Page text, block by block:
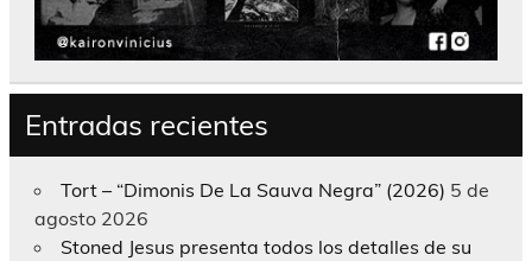
Entradas recientes
Tort – “Dimonis De La Sauva Negra” (2026) 5 de
agosto 2026
Stoned Jesus presenta todos los detalles de su